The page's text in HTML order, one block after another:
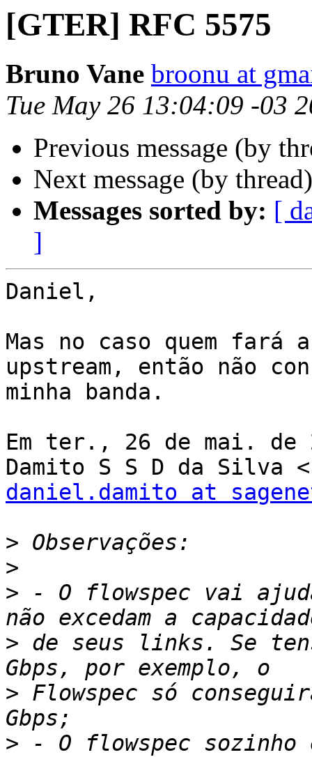
[GTER] RFC 5575
Bruno Vane broonu at
Tue May 26 13:04:09 -03
Previous message (by
Next message (by
Messages sorted by: [
]
Daniel,
Mas no caso quem fará
upstream, então não
minha banda.
Em ter., 26 de mai. de
daniel.damito at
>
>
> - O flowspec vai
> de seus links. Se
> Flowspec só
> - O flowspec sozinho